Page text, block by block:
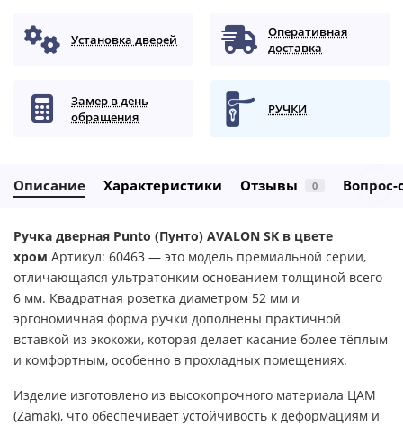
Установка дверей
Оперативная
доставка
Замер в день
обращения
РУЧКИ
Описание Характеристики Отзывы 0 Вопрос-
Ручка дверная Punto (Пунто) AVALON SK в цвете
хром Артикул: 60463 — это модель премиальной серии,
отличающаяся ультратонким основанием толщиной всего
6 мм. Квадратная розетка диаметром 52 мм и
эргономичная форма ручки дополнены практичной
вставкой из экокожи, которая делает касание более тёплым
и комфортным, особенно в прохладных помещениях.
Изделие изготовлено из высокопрочного материала ЦАМ
(Zamak), что обеспечивает устойчивость к деформациям и